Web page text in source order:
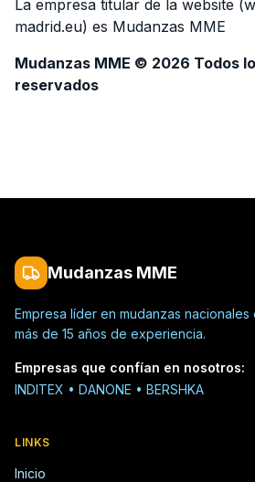
La empresa titular de la website
madrid.eu) es Mudanzas MME
Mudanzas MME © 2026 Todos
reservados
Mudanzas MME
Empresa líder en mudanzas
más de 15 años de experiencia.
Empresas que confían en nosotros:
INDITEX • DANONE • BERSHKA
LINKS
Inicio